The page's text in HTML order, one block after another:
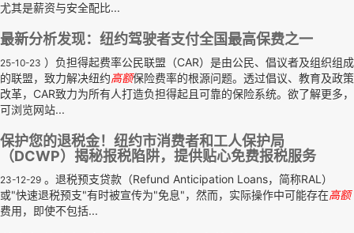
尤其是薪资与安全配比...
最新分析发现：纽约驾驶者支付全国最高保费之一
25-10-23 ）负担得起费率公民联盟（CAR）是由公民、倡议者及组织组成
的联盟，致力解决纽约高额保险费率的根源问题。透过倡议、教育及政策
改革，CAR致力为所有人打造负担得起且可靠的保险系统。欲了解更多，
可浏览网站...
保护您的退税金！纽约市消费者和工人保护局
（DCWP）揭秘报税陷阱，提供贴心免费报税服务
23-12-29 。退税预支贷款（Refund Anticipation Loans，简称RAL）
或"快速退税预支"有时被宣传为"免息"，然而，实际操作中可能存在高额
费用，即使不包括...